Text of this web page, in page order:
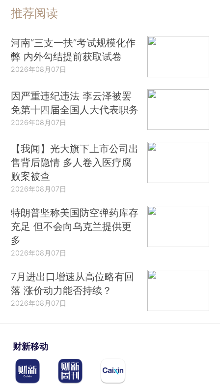
推荐阅读
河南“三支一扶”考试规模化作
弊 内外勾结提前获取试卷
2026年08月07日
因严重违纪违法 李云泽被罢
免第十四届全国人大代表职务
2026年08月07日
【我闻】光大旗下上市公司出
售背后隐情 多人卷入医疗腐
败案被查
2026年08月07日
特朗普坚称美国防空弹药库存
充足 但不会向乌克兰提供更
多
2026年08月07日
7月进出口增速从高位略有回
落 涨价动力能否持续？
2026年08月07日
财新移动